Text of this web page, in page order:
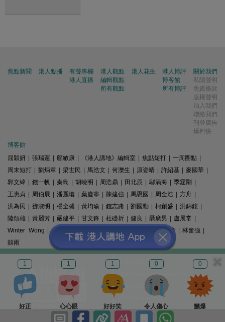
1
好正
1
心心眼
1
好好笑
0
令人傷心
0
嬲爆
焦點新聞 港人點播
有聲專欄
港人直播
港人觀點
編輯觀點
所有觀點
港人花生
港人博評
博客館
所有博評
關於我們
私隱聲明
免責條款
版權聲明
加入我們
聯絡我們
刊登廣告
爆料快
博客館
屈穎妍
張瑞蓮 顧敏康 《港人講地》編輯室 焦點短打 一周圈點
周末短打
劉炳章 梁世民 馬浩文 何濼生 原姿晴 許紹基 麥國華
郭文緯
錢一帆 秦島 胡曉明 周浩鼎 田北辰 鄔滿海 季霆剛
王惠貞
周伯展 潘麗瓊 葉慶寧 陳建強 馬恩國 周全浩 方舟
洪為民
鄧淑明 楊全盛 黃均瑜 錢志庸 劉國勳 柯創盛 洪錦鉉
陸頌雄
黃麗芳 嚴建平 甘文鋒 杜礎圻 健良 聶廣男 盧展常
Winter Wong
K2 梁文新 羅崑 姚銘 精選文章 林奮強
囍雨
© 港人講地
電郵: speakout@speakout.hk
傳真: 85228041301
版權所有 不得轉載